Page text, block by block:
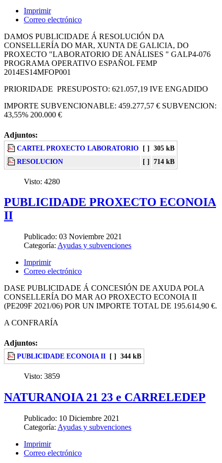
Imprimir
Correo electrónico
DAMOS PUBLICIDADE Á RESOLUCIÓN DA
CONSELLERÍA DO MAR, XUNTA DE GALICIA, DO
PROXECTO "LABORATORIO DE ANÁLISES " GALP4-076
PROGRAMA OPERATIVO ESPAÑOL FEMP
2014ES14MFOP001
PRIORIDADE PRESUPOSTO: 621.057,19 IVE ENGADIDO
IMPORTE SUBVENCIONABLE: 459.277,57 € SUBVENCION:
43,55% 200.000 €
Adjuntos:
CARTEL PROXECTO LABORATORIO [ ] 305 kB
RESOLUCION
[ ] 714 kB
Visto: 4280
PUBLICIDADE PROXECTO ECONOIA
II
Publicado: 03 Noviembre 2021
Categoría: Ayudas y subvenciones
Imprimir
Correo electrónico
DASE PUBLICIDADE Á CONCESIÓN DE AXUDA POLA
CONSELLERÍA DO MAR AO PROXECTO ECONOIA II
(PE209F 2021/06) POR UN IMPORTE TOTAL DE 195.614,90 €.
A CONFRARÍA
Adjuntos:
PUBLICIDADE ECONOIA II [ ] 344 kB
Visto: 3859
NATURANOIA 21 23 e CARRELEDEP
Publicado: 10 Diciembre 2021
Categoría: Ayudas y subvenciones
Imprimir
Correo electrónico